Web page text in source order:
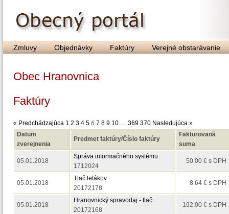
Zmluvy Objednávky Faktúry Verejné obstarávanie
Obec Hranovnica
Faktúry
« Predchádzajúca 1 2 3 4 5 6 7 8 9 10 … 369 370 Nasledujúca »
Datum
zverejnenia
Predmet faktúry/Číslo faktúry
Fakturovaná
suma
05.01.2018
Správa informačného systému
1712024
50.00 € s DPH
05.01.2018
Tlač letákov
20172178
8.64 € s DPH
05.01.2018
Hranovnický spravodaj - tlač
20172168
192.00 € s DPH